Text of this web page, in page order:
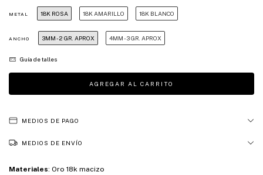
METAL 18K ROSA 18K AMARILLO 18K BLANCO
ANCHO 3MM - 2 GR. APROX 4MM - 3 GR. APROX
Guía de talles
MEDIOS DE PAGO
MEDIOS DE ENVÍO
Materiales: Oro 18k macizo